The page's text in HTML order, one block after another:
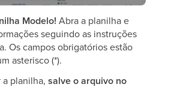
Modelo! Abra a planilha e
seguindo as instruções
Os campos obrigatórios estão
asterisco (*).
planilha, salve o arquivo no